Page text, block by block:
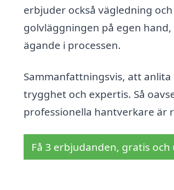
erbjuder också vägledning
golvläggningen på egen
ägande i processen.
Sammanfattningsvis, att
trygghet och expertis. Så
professionella hantverkare är
Få 3 erbjudanden, gratis